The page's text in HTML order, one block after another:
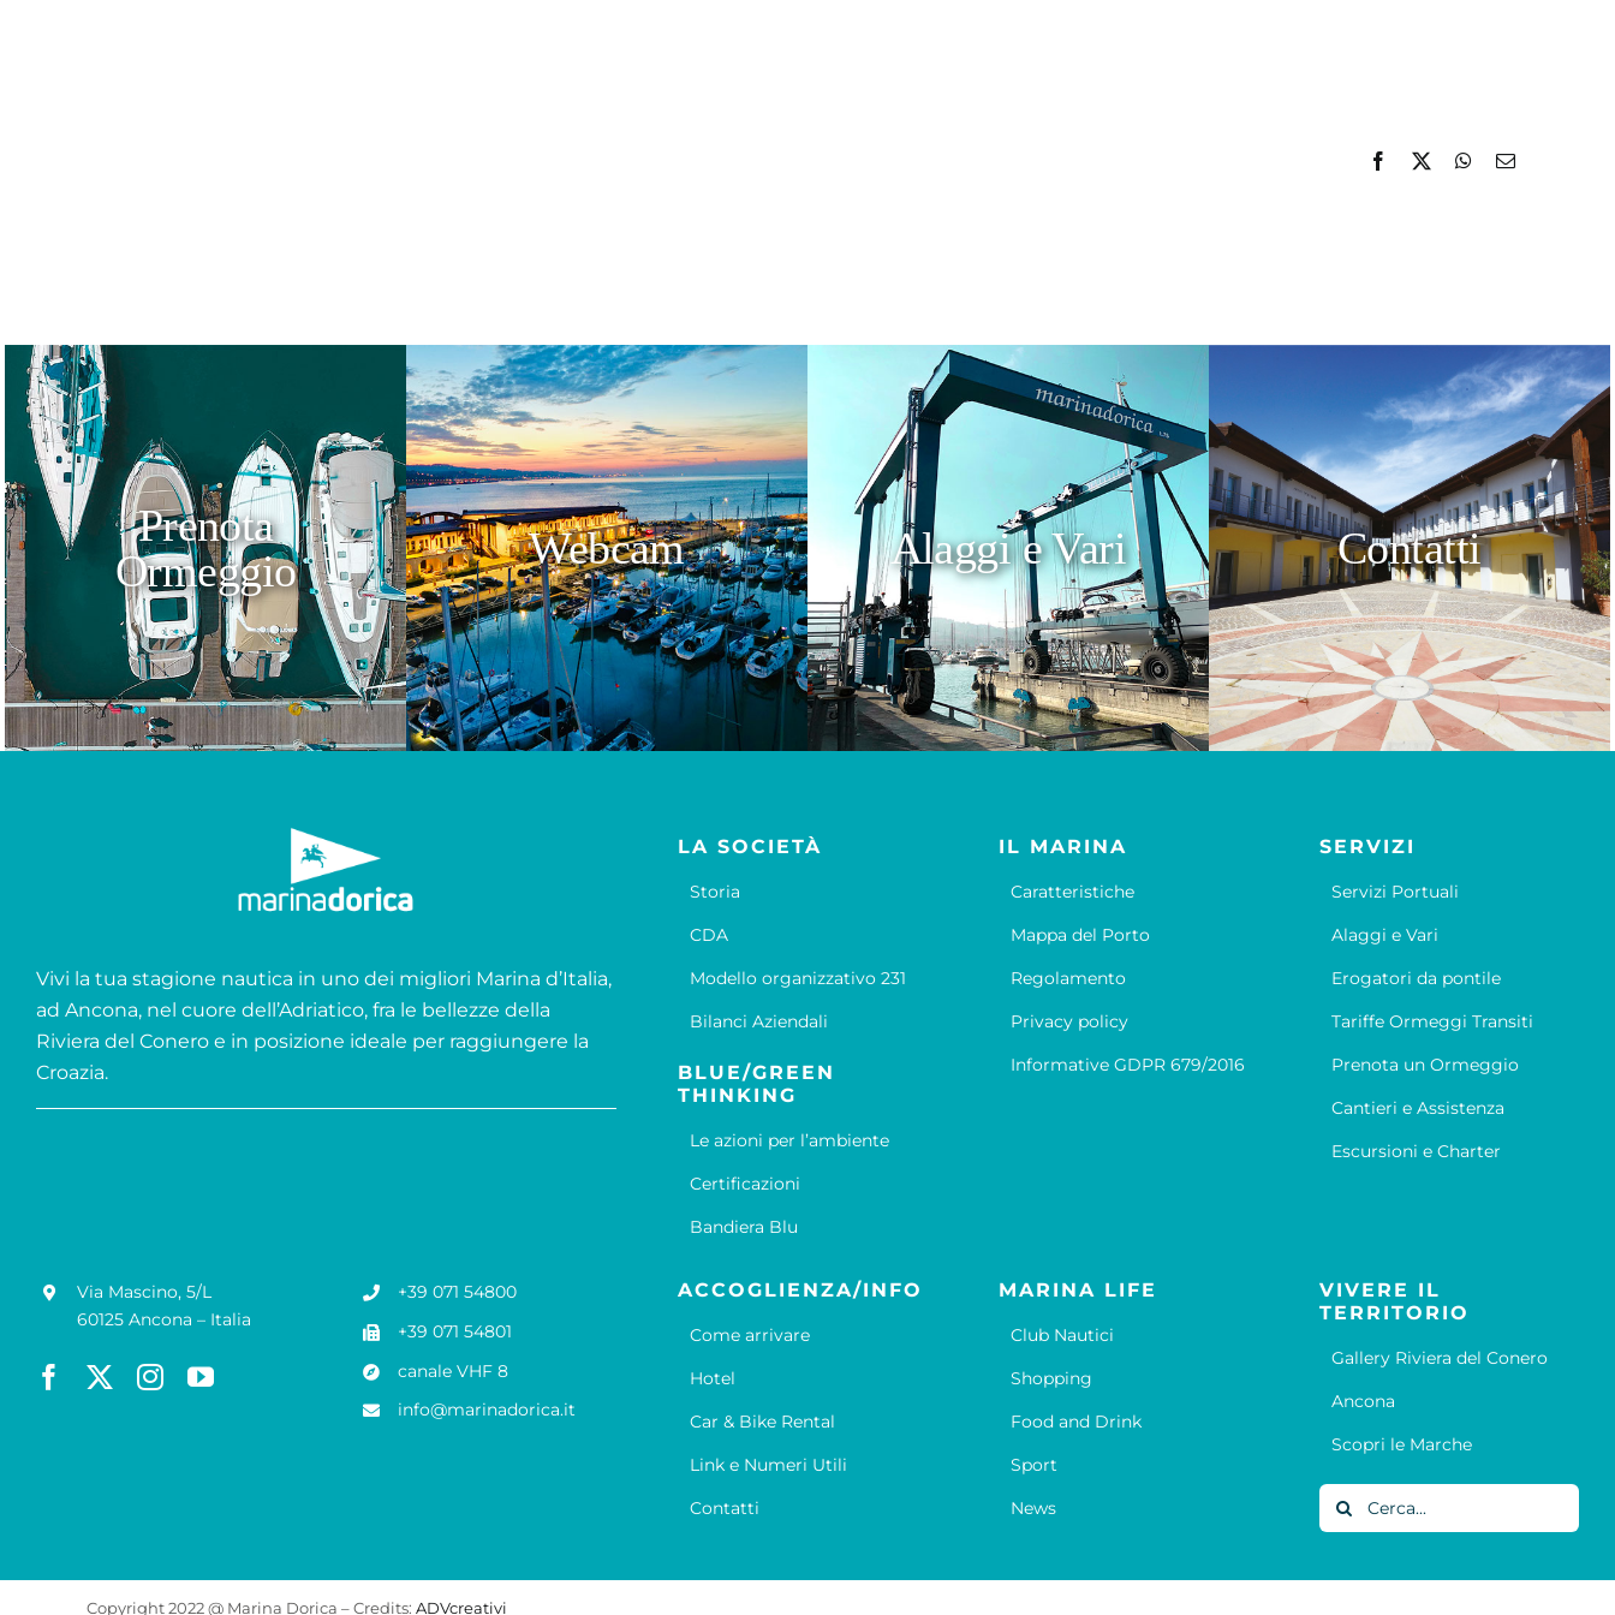
Prenota
Ormeggio
Webcam Alaggi e Vari Contatti
Vivi la tua stagione nautica in uno dei migliori Marina d’Italia,
ad Ancona, nel cuore dell’Adriatico, fra le bellezze della
Riviera del Conero e in posizione ideale per raggiungere la
Croazia.
LA SOCIETÀ
Storia
CDA
Modello organizzativo 231
Bilanci Aziendali
BLUE/GREEN
THINKING
Le azioni per l’ambiente
Certificazioni
Bandiera Blu
IL MARINA
Caratteristiche
Mappa del Porto
Regolamento
Privacy policy
Informative GDPR 679/2016
SERVIZI
Servizi Portuali
Alaggi e Vari
Erogatori da pontile
Tariffe Ormeggi Transiti
Prenota un Ormeggio
Cantieri e Assistenza
Escursioni e Charter
Via Mascino, 5/L
60125 Ancona – Italia
+39 071 54800
+39 071 54801
canale VHF 8
info@marinadorica.it
ACCOGLIENZA/INFO
Come arrivare
Hotel
Car & Bike Rental
Link e Numeri Utili
Contatti
MARINA LIFE
Club Nautici
Shopping
Food and Drink
Sport
News
VIVERE IL
TERRITORIO
Gallery Riviera del Conero
Ancona
Scopri le Marche
Cerca
per:
Copyright 2022 @ Marina Dorica – Credits: ADVcreativi